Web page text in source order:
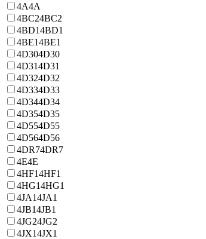
4A4A
4BC24BC2
4BD14BD1
4BE14BE1
4D304D30
4D314D31
4D324D32
4D334D33
4D344D34
4D354D35
4D554D55
4D564D56
4DR74DR7
4E4E
4HF14HF1
4HG14HG1
4JA14JA1
4JB14JB1
4JG24JG2
4JX14JX1